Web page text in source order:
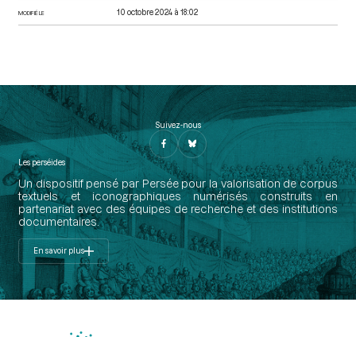
MODIFIÉ LE 10 octobre 2024 à 18:02
Suivez-nous
Les perséides
Un dispositif pensé par Persée pour la valorisation de corpus
textuels et iconographiques numérisés construits en
partenariat avec des équipes de recherche et des institutions
documentaires.
En savoir plus